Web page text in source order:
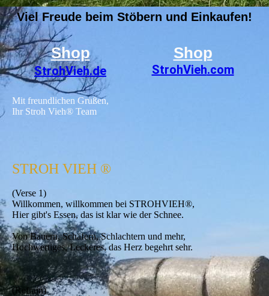
Viel Freude beim Stöbern und Einkaufen!
Shop
StrohVieh.de
Shop
StrohVieh.com
STROH VIEH®
(Verse 1)
Willkommen, willkommen bei STROHVIEH®,
Hier gibt's Essen, das ist klar wie der Schnee.
Von Bauern, Schäfern, Schlachtern und mehr,
Hochwertiges, Leckeres, das Herz begehrt sehr.